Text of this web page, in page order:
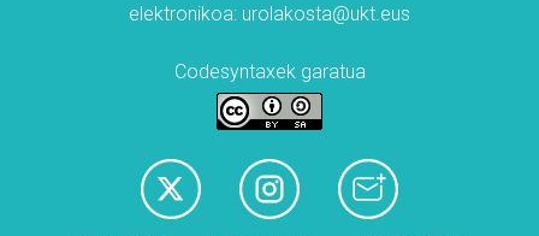
elektronikoa: urolakosta@ukt.eus
Codesyntaxek garatua